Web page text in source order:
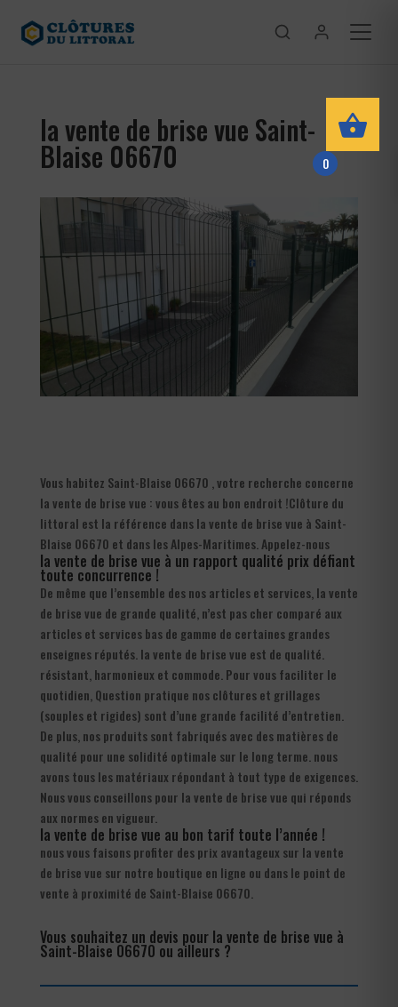
la vente de brise vue Saint-
Blaise 06670
Vous habitez Saint-Blaise 06670 , votre recherche concerne
la vente de brise vue : vous êtes au bon endroit !Clôture du
littoral est la référence dans la vente de brise vue à Saint-
Blaise 06670 et dans les Alpes-Maritimes. Appelez-nous
la vente de brise vue à un rapport qualité prix défiant
toute concurrence !
De même que l’ensemble des nos articles et services, la vente
de brise vue de grande qualité, n’est pas cher comparé aux
articles et services bas de gamme de certaines grandes
enseignes réputés. la vente de brise vue est de qualité.
résistant, harmonieux et commode. Pour vous faciliter le
quotidien, Question pratique nos clôtures et grillages
(souples et rigides) sont d’une grande facilité d’entretien.
De plus, nos produits sont fabriqués avec des matières de
qualité pour une solidité optimale sur le long terme. nous
avons tous les matériaux répondant à tout type de exigences.
Nous vous conseillons pour la vente de brise vue qui réponds
aux normes en vigueur.
la vente de brise vue au bon tarif toute l’année !
nous vous faisons profiter des prix avantageux sur la vente
de brise vue sur notre boutique en ligne ou dans le point de
vente à proximité de Saint-Blaise 06670.
Vous souhaitez un devis pour la vente de brise vue à
Saint-Blaise 06670 ou ailleurs ?
0